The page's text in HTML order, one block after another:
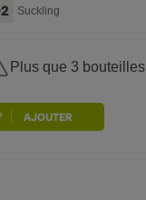
Suckling
Plus que 3 bouteilles